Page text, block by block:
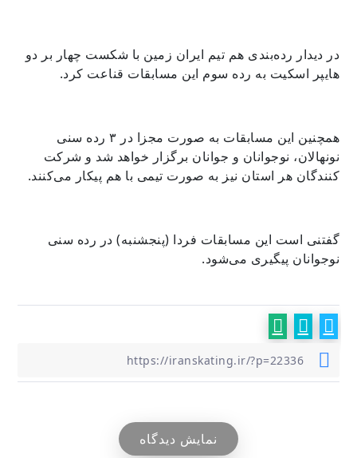
در دیدار رده‌بندی هم تیم ایران زمین با شکست چهار بر دو
هایپر اسکیت به رده سوم این مسابقات قناعت کرد.
همچنین این مسابقات به صورت مجزا در ۳ رده سنی
نونهالان، نوجوانان و جوانان برگزار خواهد شد و شرکت
کنندگان هر استان نیز به صورت تیمی با هم پیکار می‌کنند.
گفتنی است این مسابقات فردا (پنجشنبه) در رده سنی
نوجوانان پیگیری می‌شود.
نمایش دیدگاه